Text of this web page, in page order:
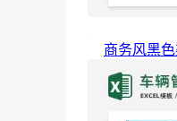
商务风黑